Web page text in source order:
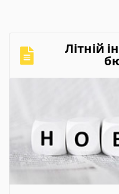
щоб студенти мали
та актуальні
субвенції в розмірі
Літній